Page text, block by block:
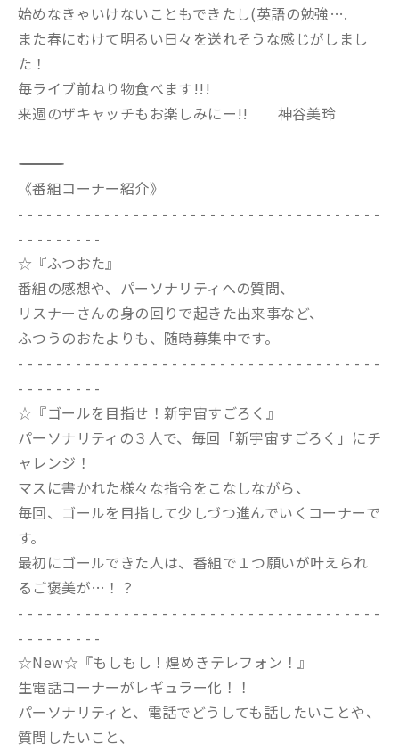
始めなきゃいけないこともできたし(英語の勉強….
また春にむけて明るい日々を送れそうな感じがしまし
た！
毎ライブ前ねり物食べます!!!
来週のザキャッチもお楽しみにー!! 神谷美玲
――――――――――――――――――――――――――――――――――――――――――
《番組コーナー紹介》
- - - - - - - - - - - - - - - - - - - - - - - - - - - - - - - - - - - - - -
- - - - - - - - -
☆『ふつおた』
番組の感想や、パーソナリティへの質問、
リスナーさんの身の回りで起きた出来事など、
ふつうのおたよりも、随時募集中です。
- - - - - - - - - - - - - - - - - - - - - - - - - - - - - - - - - - - - - -
- - - - - - - - -
☆『ゴールを目指せ！新宇宙すごろく』
パーソナリティの３人で、毎回「新宇宙すごろく」にチ
ャレンジ！
マスに書かれた様々な指令をこなしながら、
毎回、ゴールを目指して少しづつ進んでいくコーナーで
す。
最初にゴールできた人は、番組で１つ願いが叶えられ
るご褒美が…！？
- - - - - - - - - - - - - - - - - - - - - - - - - - - - - - - - - - - - - -
- - - - - - - - -
☆New☆『もしもし！煌めきテレフォン！』
生電話コーナーがレギュラー化！！
パーソナリティと、電話でどうしても話したいことや、
質問したいこと、